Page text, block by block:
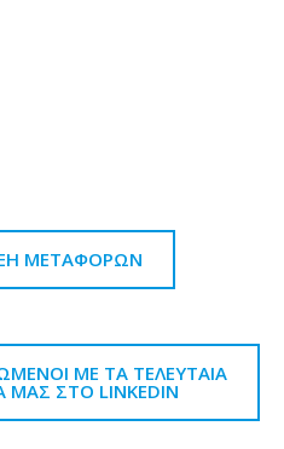
ΜΕΤΑΦΟΡΩΝ
ΜΕ ΤΑ ΤΕΛΕΥΤΑΙΑ
ΜΑΣ ΣΤΟ LINKEDIN